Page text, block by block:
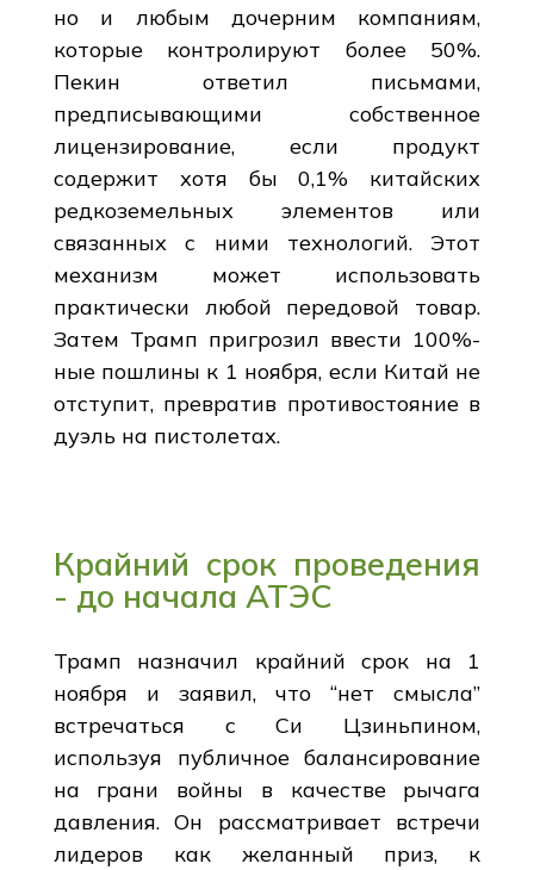
но и любым дочерним компаниям,
которые контролируют более 50%.
Пекин ответил письмами,
предписывающими собственное
лицензирование, если продукт
содержит хотя бы 0,1% китайских
редкоземельных элементов или
связанных с ними технологий. Этот
механизм может использовать
практически любой передовой товар.
Затем Трамп пригрозил ввести 100%-
ные пошлины к 1 ноября, если Китай не
отступит, превратив противостояние в
дуэль на пистолетах.
Крайний срок проведения
- до начала АТЭС
Трамп назначил крайний срок на 1
ноября и заявил, что “нет смысла”
встречаться с Си Цзиньпином,
используя публичное балансирование
на грани войны в качестве рычага
давления. Он рассматривает встречи
лидеров как желанный приз, к